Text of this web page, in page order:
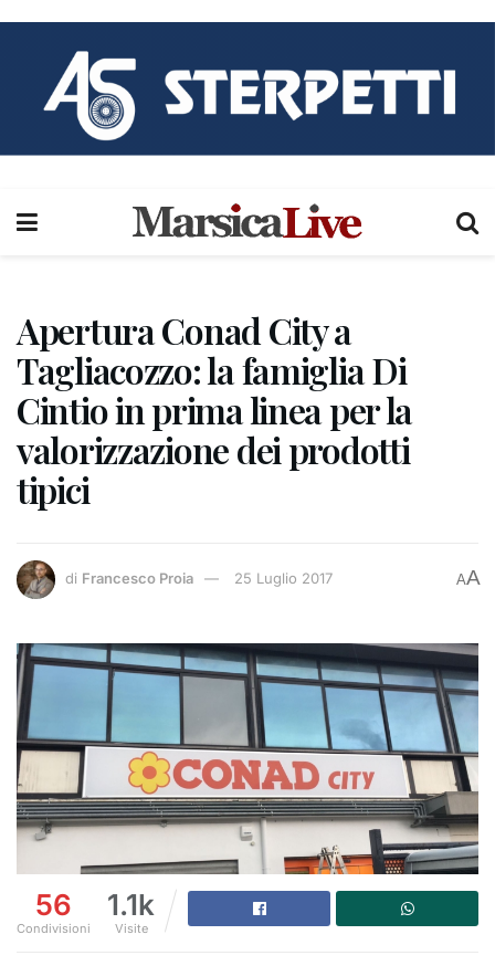
Apertura Conad City a
Tagliacozzo: la famiglia Di
Cintio in prima linea per la
valorizzazione dei prodotti
tipici
di Francesco Proia 25 Luglio 2017 AA
56
Condivisioni
1.1k
Visite